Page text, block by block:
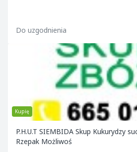
Do uzgodnienia
Kupię
P.H.U.T SIEMBIDA Skup Kukurydzy
Rzepak Możliwoś